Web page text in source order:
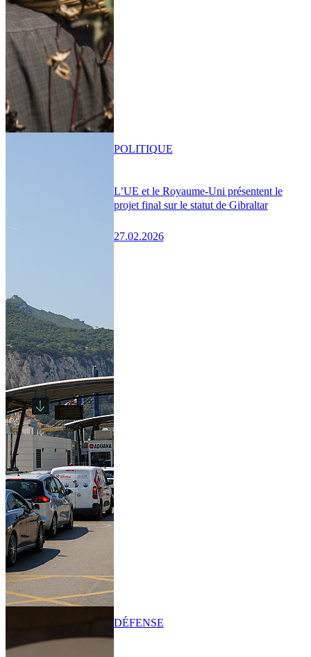
L’UE et le Royaume-Uni présentent le
projet final sur le statut de Gibraltar
27.02.2026
POLITIQUE
DÉFENSE